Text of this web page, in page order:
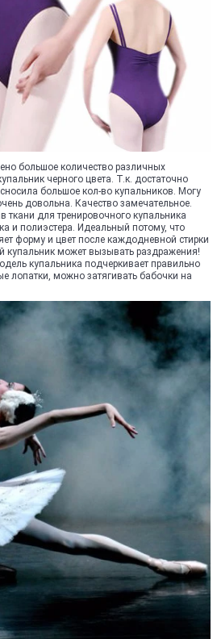
большое количество различных
черного цвета. Т.к. достаточно
большое кол-во купальников. Могу
довольна. Качество замечательное.
ткани для тренировочного купальника
и полиэстера. Идеальный потому, что
форму и цвет после каждодневной стирки
купальник может вызывать раздражения!
купальника подчеркивает правильно
лопатки, можно затягивать бабочки на